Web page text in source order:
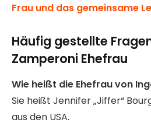
Frau und das gemeinsame
Häufig gestellte
Zamperoni Ehefrau
Wie heißt die Ehefrau von
Sie heißt Jennifer „Jiffer“
aus den USA.